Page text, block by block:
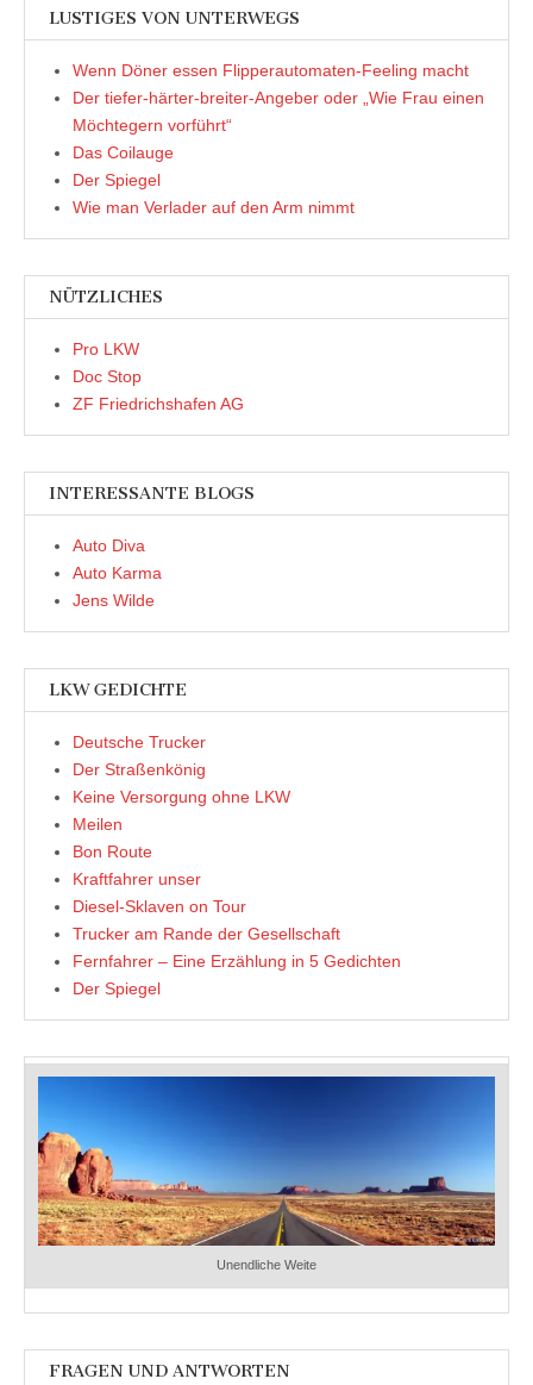
LUSTIGES VON UNTERWEGS
Wenn Döner essen Flipperautomaten-Feeling macht
Der tiefer-härter-breiter-Angeber oder „Wie Frau einen
Möchtegern vorführt“
Das Coilauge
Der Spiegel
Wie man Verlader auf den Arm nimmt
NÜTZLICHES
Pro LKW
Doc Stop
ZF Friedrichshafen AG
INTERESSANTE BLOGS
Auto Diva
Auto Karma
Jens Wilde
LKW GEDICHTE
Deutsche Trucker
Der Straßenkönig
Keine Versorgung ohne LKW
Meilen
Bon Route
Kraftfahrer unser
Diesel-Sklaven on Tour
Trucker am Rande der Gesellschaft
Fernfahrer – Eine Erzählung in 5 Gedichten
Der Spiegel
Unendliche Weite
FRAGEN UND ANTWORTEN